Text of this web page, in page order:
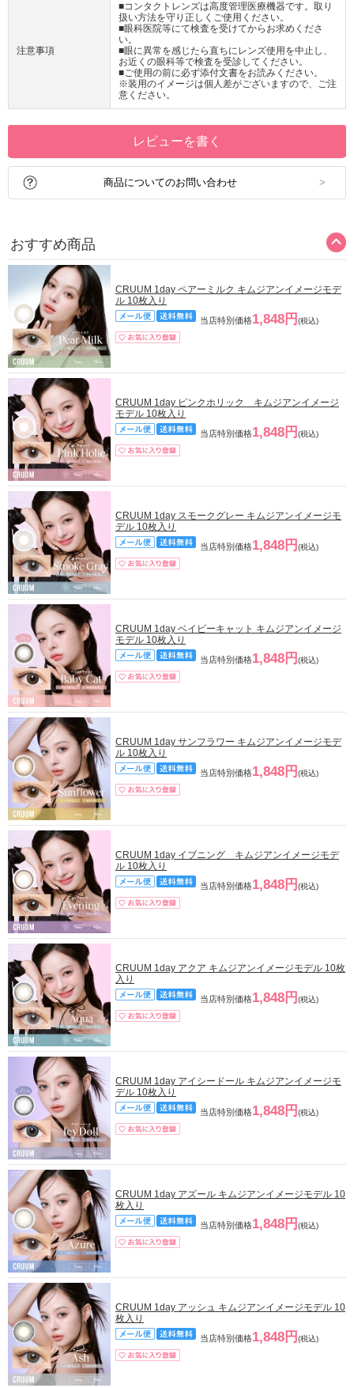
注意事項
■コンタクトレンズは高度管理医療機器です。取り
扱い方法を守り正しくご使用ください。
■眼科医院等にて検査を受けてからお求めくださ
い。
■眼に異常を感じたら直ちにレンズ使用を中止し、
お近くの眼科等で検査を受診してください。
■ご使用の前に必ず添付文書をお読みください。
※装用のイメージは個人差がございますので、ご注
意ください。
レビューを書く
商品についてのお問い合わせ
おすすめ商品
CRUUM 1day ペアーミルク キムジアンイメージモデ
ル 10枚入り
当店特別価格1,848円 (税込)
CRUUM 1day ピンクホリック キムジアンイメージ
モデル 10枚入り
当店特別価格1,848円 (税込)
CRUUM 1day スモークグレー キムジアンイメージモ
デル 10枚入り
当店特別価格1,848円 (税込)
CRUUM 1day ベイビーキャット キムジアンイメージ
モデル 10枚入り
当店特別価格1,848円 (税込)
CRUUM 1day サンフラワー キムジアンイメージモデ
ル 10枚入り
当店特別価格1,848円 (税込)
CRUUM 1day イブニング キムジアンイメージモデ
ル 10枚入り
当店特別価格1,848円 (税込)
CRUUM 1day アクア キムジアンイメージモデル 10枚
入り
当店特別価格1,848円 (税込)
CRUUM 1day アイシードール キムジアンイメージモ
デル 10枚入り
当店特別価格1,848円 (税込)
CRUUM 1day アズール キムジアンイメージモデル 10
枚入り
当店特別価格1,848円 (税込)
CRUUM 1day アッシュ キムジアンイメージモデル 10
枚入り
当店特別価格1,848円 (税込)